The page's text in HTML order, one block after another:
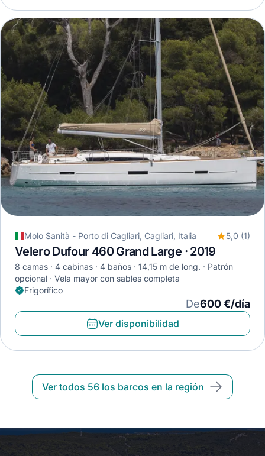
Molo Sanità - Porto di Cagliari, Cagliari, Italia 5,0 (1)
Velero Dufour 460 Grand Large · 2019
8 camas 4 cabinas 4 baños 14,15 m de long.
Patrón
opcional
Vela mayor con sables completa
Frigorífico
De600 €/día
Ver disponibilidad
Ver todos 56 los barcos en la región